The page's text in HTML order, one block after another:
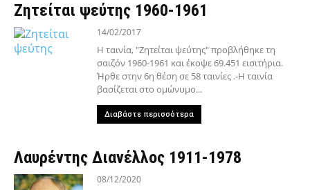
Ζητείται ψεύτης 1960-1961
14/02/2017
Η ταινία, "Ζητείται ψεύτης" προβλήθηκε τη
σαιζόν 1960-1961 και έκοψε 69.451 εισιτήρια.
Ήρθε στην 6η θέση σε 58 ταινίες .-Η ταινία
βασίζεται στο ομώνυμο...
Διαβάστε περισσότερα
Λαυρέντης Διανέλλος 1911-1978
08/12/2020